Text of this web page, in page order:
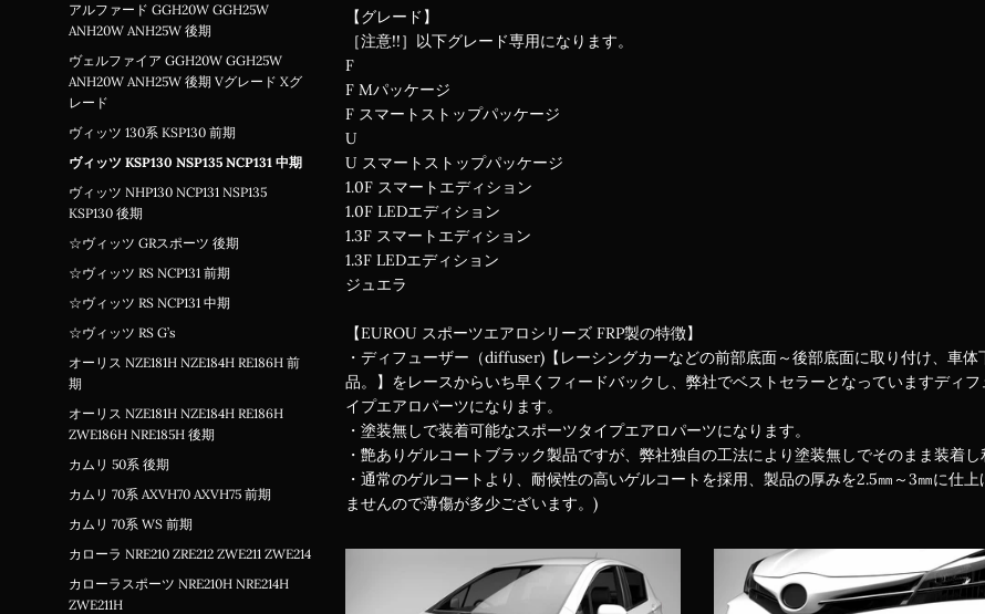
アルファード GGH20W GGH25W
ANH20W ANH25W 後期
ヴェルファイア GGH20W GGH25W
ANH20W ANH25W 後期 Vグレード Xグ
レード
ヴィッツ 130系 KSP130 前期
ヴィッツ KSP130 NSP135 NCP131 中期
ヴィッツ NHP130 NCP131 NSP135
KSP130 後期
☆ヴィッツ GRスポーツ 後期
☆ヴィッツ RS NCP131 前期
☆ヴィッツ RS NCP131 中期
☆ヴィッツ RS G’s
オーリス NZE181H NZE184H RE186H 前
期
オーリス NZE181H NZE184H RE186H
ZWE186H NRE185H 後期
カムリ 50系 後期
カムリ 70系 AXVH70 AXVH75 前期
カムリ 70系 WS 前期
カローラ NRE210 ZRE212 ZWE211 ZWE214
カローラスポーツ NRE210H NRE214H
ZWE211H
【グレード】
［注意!!］以下グレード専用になります。
F
F Mパッケージ
F スマートストップパッケージ
U
U スマートストップパッケージ
1.0F スマートエディション
1.0F LEDエディション
1.3F スマートエディション
1.3F LEDエディション
ジュエラ
【EUROU スポーツエアロシリーズ FRP製の特徴】
・ディフューザー（diffuser)【レーシングカーなどの前部底面～後部底面に取り付け、車
品。】をレースからいち早くフィードバックし、弊社でベストセラーとなっていますディ
イプエアロパーツになります。
・塗装無しで装着可能なスポーツタイプエアロパーツになります。
・艶ありゲルコートブラック製品ですが、弊社独自の工法により塗装無しでそのまま装着し
・通常のゲルコートより、耐候性の高いゲルコートを採用、製品の厚みを2.5㎜～3㎜に仕
ませんので薄傷が多少ございます。)